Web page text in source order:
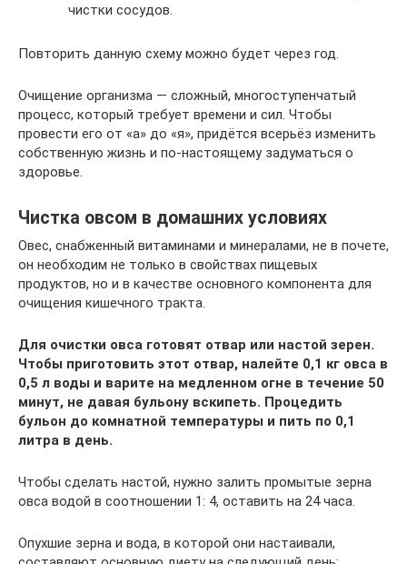
чистки сосудов.
Повторить данную схему можно будет через год.
Очищение организма — сложный, многоступенчатый
процесс, который требует времени и сил. Чтобы
провести его от «а» до «я», придётся всерьёз изменить
собственную жизнь и по-настоящему задуматься о
здоровье.
Чистка овсом в домашних условиях
Овес, снабженный витаминами и минералами, не в почете,
он необходим не только в свойствах пищевых
продуктов, но и в качестве основного компонента для
очищения кишечного тракта.
Для очистки овса готовят отвар или настой зерен.
Чтобы приготовить этот отвар, налейте 0,1 кг овса в
0,5 л воды и варите на медленном огне в течение 50
минут, не давая бульону вскипеть. Процедить
бульон до комнатной температуры и пить по 0,1
литра в день.
Чтобы сделать настой, нужно залить промытые зерна
овса водой в соотношении 1: 4, оставить на 24 часа.
Опухшие зерна и вода, в которой они настаивали,